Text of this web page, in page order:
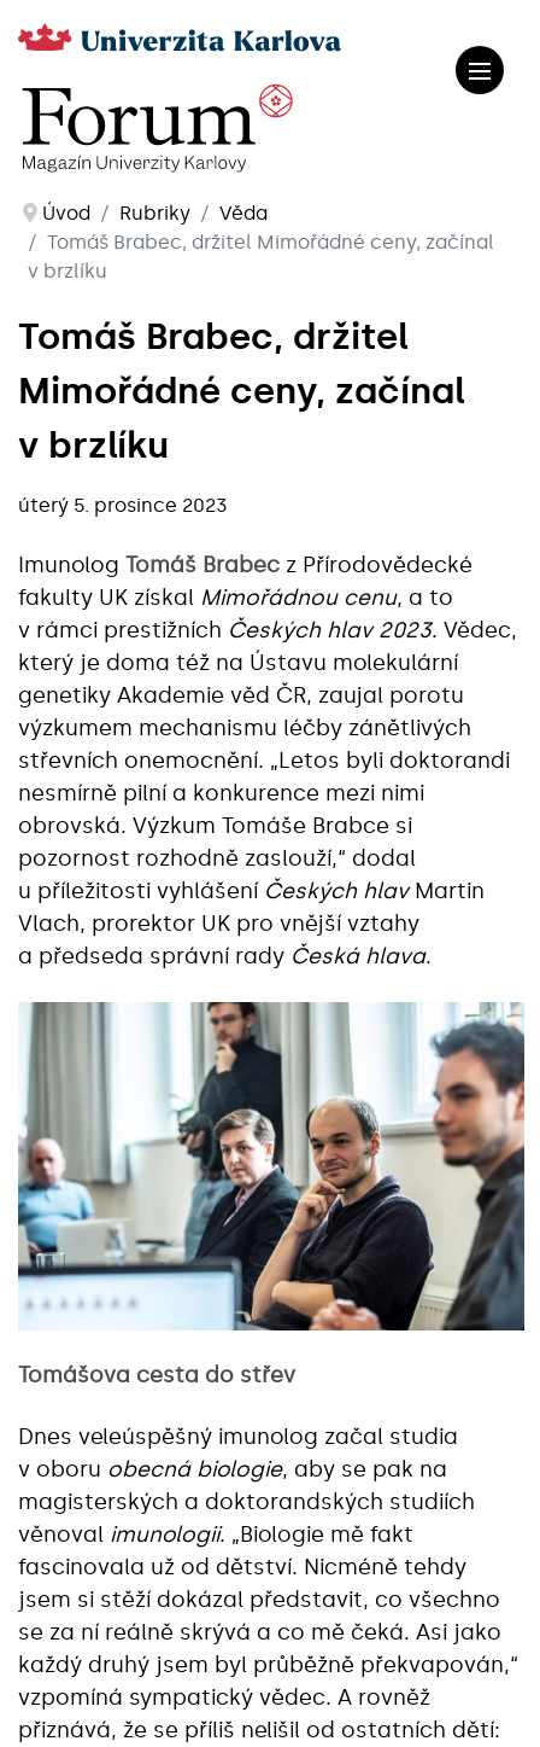
Úvod Rubriky
Věda
Tomáš Brabec, držitel Mimořádné ceny, začínal
v brzlíku
Tomáš Brabec, držitel
Mimořádné ceny, začínal
v brzlíku
úterý 5. prosince 2023
Imunolog Tomáš Brabec z Přírodovědecké
fakulty UK získal Mimořádnou cenu, a to
v rámci prestižních Českých hlav 2023. Vědec,
který je doma též na Ústavu molekulární
genetiky Akademie věd ČR, zaujal porotu
výzkumem mechanismu léčby zánětlivých
střevních onemocnění. „Letos byli doktorandi
nesmírně pilní a konkurence mezi nimi
obrovská. Výzkum Tomáše Brabce si
pozornost rozhodně zaslouží,“ dodal
u příležitosti vyhlášení Českých hlavMartin
Vlach, prorektor UK pro vnější vztahy
a předseda správní rady Česká hlava.
Tomášova cesta do střev
Dnes veleúspěšný imunolog začal studia
v oboru obecná biologie, aby se pak na
magisterských a doktorandských studiích
věnoval imunologii. „Biologie mě fakt
fascinovala už od dětství. Nicméně tehdy
jsem si stěží dokázal představit, co všechno
se za ní reálně skrývá a co mě čeká. Asi jako
každý druhý jsem byl průběžně překvapován,“
vzpomíná sympatický vědec. A rovněž
přiznává, že se příliš nelišil od ostatních dětí: